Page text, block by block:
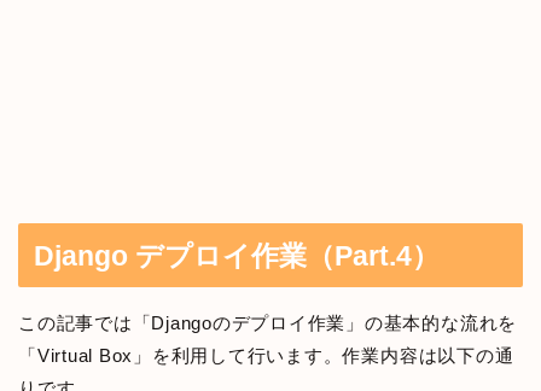
Django デプロイ作業（Part.4）
この記事では「Djangoのデプロイ作業」の基本的な流れを
「Virtual Box」を利用して行います。作業内容は以下の通